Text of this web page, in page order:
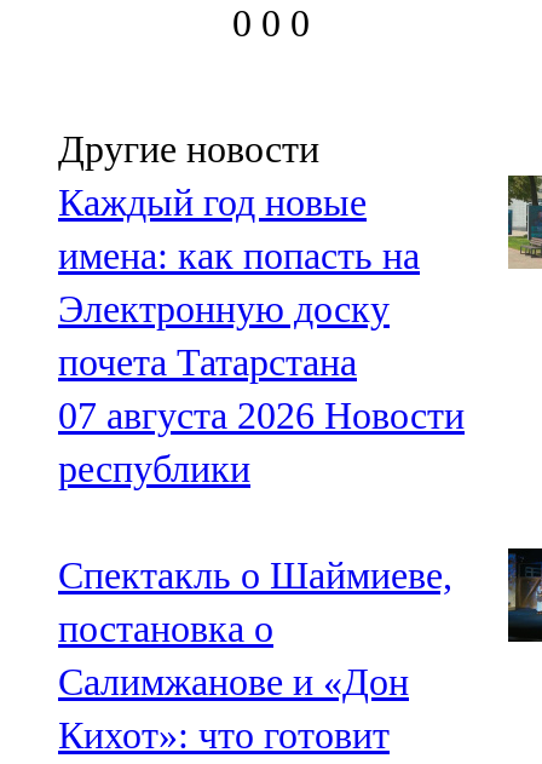
0 0 0
Другие новости
Каждый год новые
имена: как попасть на
Электронную доску
почета Татарстана
07 августа 2026 Новости
республики
Спектакль о Шаймиеве,
постановка о
Салимжанове и «Дон
Кихот»: что готовит